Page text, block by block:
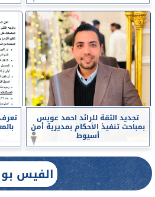
تجديد الثقة للرائد احمد عويس
بمباحث تنفيذ الأحكام بمديرية أمن
أسيوط
الفيس